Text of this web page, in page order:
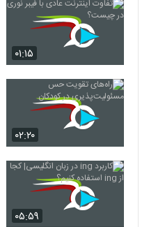
۰۱:۱۵
۰۲:۲۰
۰۵:۵۹